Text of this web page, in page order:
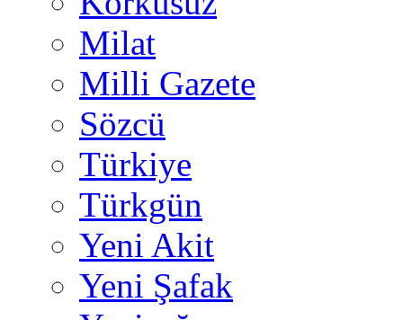
Milat
Milli Gazete
Sözcü
Türkiye
Türkgün
Yeni Akit
Yeni Şafak